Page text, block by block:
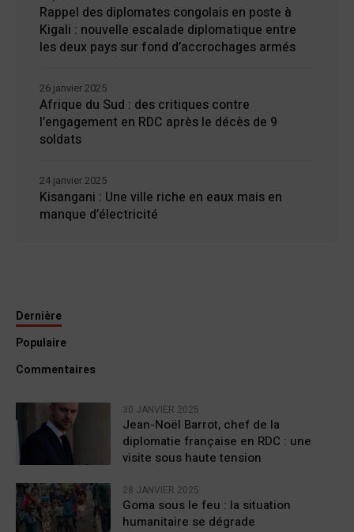
Rappel des diplomates congolais en poste à
Kigali : nouvelle escalade diplomatique entre
les deux pays sur fond d’accrochages armés
Afrique du Sud : des critiques contre
l’engagement en RDC après le décès de 9
soldats
26 janvier 2025
Kisangani : Une ville riche en eaux mais en
manque d’électricité
24 janvier 2025
Dernière
Populaire
Commentaires
30 JANVIER 2025
Jean-Noël Barrot, chef de la
diplomatie française en RDC : une
visite sous haute tension
28 JANVIER 2025
Goma sous le feu : la situation
humanitaire se dégrade